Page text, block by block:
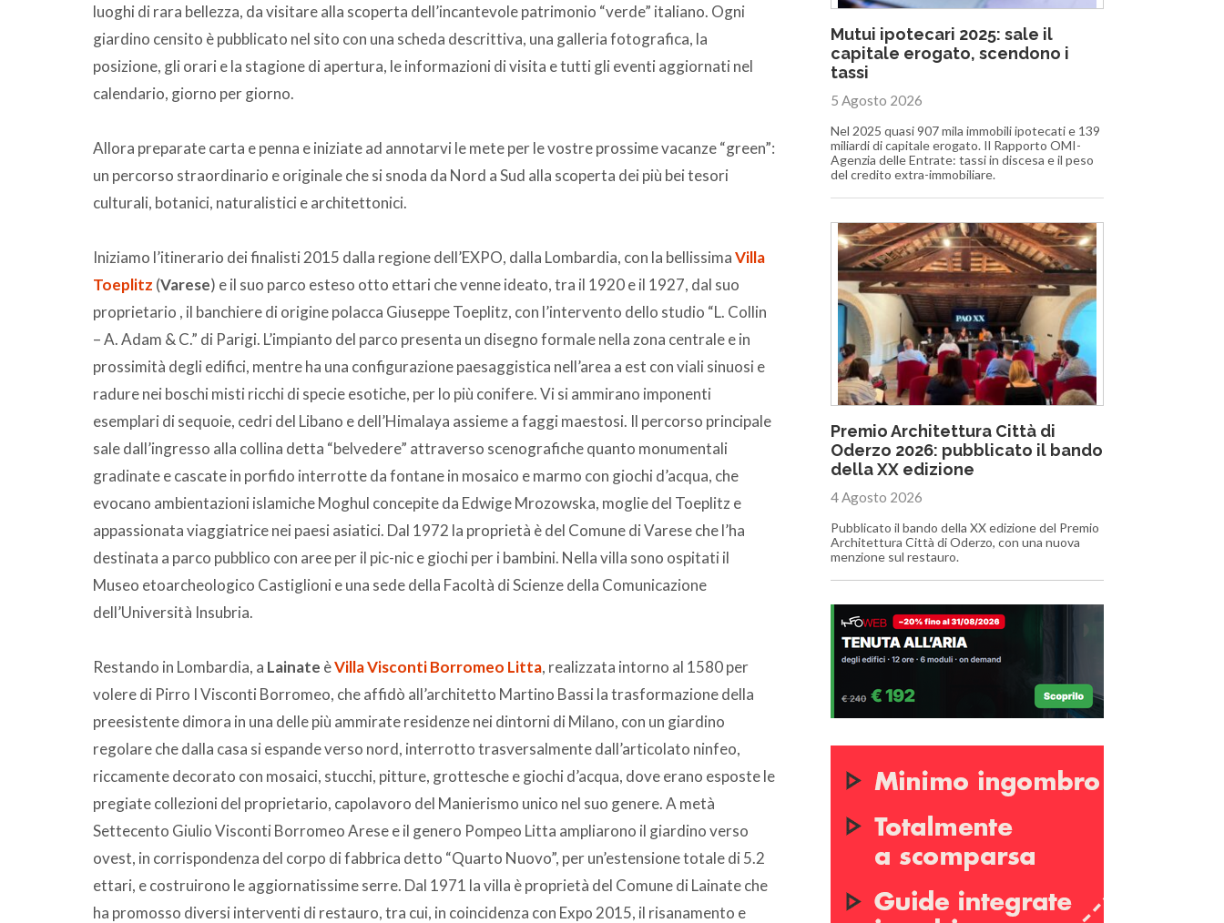
luoghi di rara bellezza, da visitare alla scoperta dell’incantevole patrimonio “verde” italiano. Ogni
giardino censito è pubblicato nel sito con una scheda descrittiva, una galleria fotografica, la
posizione, gli orari e la stagione di apertura, le informazioni di visita e tutti gli eventi aggiornati nel
calendario, giorno per giorno.
Allora preparate carta e penna e iniziate ad annotarvi le mete per le vostre prossime vacanze “green”:
un percorso straordinario e originale che si snoda da Nord a Sud alla scoperta dei più bei tesori
culturali, botanici, naturalistici e architettonici.
Iniziamo l’itinerario dei finalisti 2015 dalla regione dell’EXPO, dalla Lombardia, con la bellissimaVilla
Toeplitz (Varese) e il suo parco esteso otto ettari che venne ideato, tra il 1920 e il 1927, dal suo
proprietario , il banchiere di origine polacca Giuseppe Toeplitz, con l’intervento dello studio “L. Collin
– A. Adam & C.” di Parigi. L’impianto del parco presenta un disegno formale nella zona centrale e in
prossimità degli edifici, mentre ha una configurazione paesaggistica nell’area a est con viali sinuosi e
radure nei boschi misti ricchi di specie esotiche, per lo più conifere. Vi si ammirano imponenti
esemplari di sequoie, cedri del Libano e dell’Himalaya assieme a faggi maestosi. Il percorso principale
sale dall’ingresso alla collina detta “belvedere” attraverso scenografiche quanto monumentali
gradinate e cascate in porfido interrotte da fontane in mosaico e marmo con giochi d’acqua, che
evocano ambientazioni islamiche Moghul concepite da Edwige Mrozowska, moglie del Toeplitz e
appassionata viaggiatrice nei paesi asiatici. Dal 1972 la proprietà è del Comune di Varese che l’ha
destinata a parco pubblico con aree per il pic-nic e giochi per i bambini. Nella villa sono ospitati il
Museo etoarcheologico Castiglioni e una sede della Facoltà di Scienze della Comunicazione
dell’Università Insubria.
Restando in Lombardia, a Lainate èVilla Visconti Borromeo Litta, realizzata intorno al 1580 per
volere di Pirro I Visconti Borromeo, che affidò all’architetto Martino Bassi la trasformazione della
preesistente dimora in una delle più ammirate residenze nei dintorni di Milano, con un giardino
regolare che dalla casa si espande verso nord, interrotto trasversalmente dall’articolato ninfeo,
riccamente decorato con mosaici, stucchi, pitture, grottesche e giochi d’acqua, dove erano esposte le
pregiate collezioni del proprietario, capolavoro del Manierismo unico nel suo genere. A metà
Settecento Giulio Visconti Borromeo Arese e il genero Pompeo Litta ampliarono il giardino verso
ovest, in corrispondenza del corpo di fabbrica detto “Quarto Nuovo”, per un’estensione totale di 5.2
ettari, e costruirono le aggiornatissime serre. Dal 1971 la villa è proprietà del Comune di Lainate che
ha promosso diversi interventi di restauro, tra cui, in coincidenza con Expo 2015, il risanamento e
Mutui ipotecari 2025: sale il
capitale erogato, scendono i
tassi
5 Agosto 2026
Nel 2025 quasi 907 mila immobili ipotecati e 139
miliardi di capitale erogato. Il Rapporto OMI-
Agenzia delle Entrate: tassi in discesa e il peso
del credito extra-immobiliare.
Premio Architettura Città di
Oderzo 2026: pubblicato il bando
della XX edizione
4 Agosto 2026
Pubblicato il bando della XX edizione del Premio
Architettura Città di Oderzo, con una nuova
menzione sul restauro.